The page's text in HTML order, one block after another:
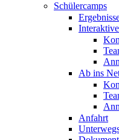
Schülercamps
Ab ins
Anfahrt